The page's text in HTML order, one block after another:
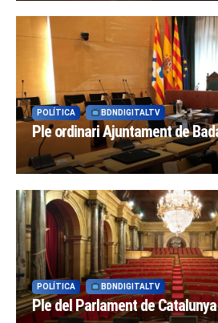
POLÍTICA BDNDIGITALTV
Ple ordinari Ajuntament de
POLÍTICA BDNDIGITALTV
Ple del Parlament de Catalunya